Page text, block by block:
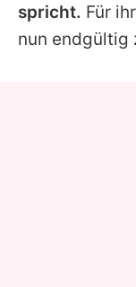
spricht. Für
nun endgültig